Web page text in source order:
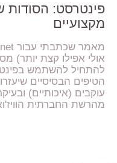
פינטרסט: הסודות
מקצועיים
אולי אפילו קצת יותר)
להתחיל להשתמש
הטיפים הבסיסיים
עוקבים (איכותיים)
מהרשת החברתית